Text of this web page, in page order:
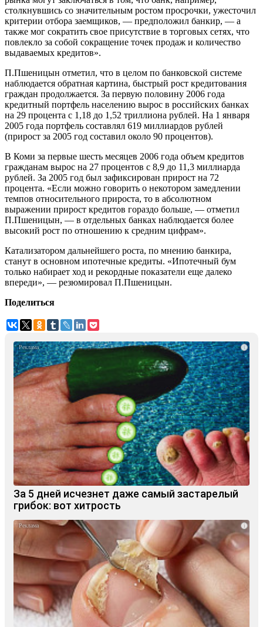
столкнувшись со значительным ростом просрочки, ужесточил
критерии отбора заемщиков, — предположил банкир, — а
также мог сократить свое присутствие в торговых сетях, что
повлекло за собой сокращение точек продаж и количество
выдаваемых кредитов».
П.Пшеницын отметил, что в целом по банковской системе
наблюдается обратная картина, быстрый рост кредитования
граждан продолжается. За первую половину 2006 года
кредитный портфель населению вырос в российских банках
на 29 процента с 1,18 до 1,52 триллиона рублей. На 1 января
2005 года портфель составлял 619 миллиардов рублей
(прирост за 2005 год составил около 90 процентов).
В Коми за первые шесть месяцев 2006 года объем кредитов
гражданам вырос на 27 процентов с 8,9 до 11,3 миллиарда
рублей. За 2005 год был зафиксирован прирост на 72
процента. «Если можно говорить о некотором замедлении
темпов относительного прироста, то в абсолютном
выражении прирост кредитов гораздо больше, — отметил
П.Пшеницын, — в отдельных банках наблюдается более
высокий рост по отношению к средним цифрам».
Катализатором дальнейшего роста, по мнению банкира,
станут в основном ипотечные кредиты. «Ипотечный бум
только набирает ход и рекордные показатели еще далеко
впереди», — резюмировал П.Пшеницын.
Поделиться
i
За 5 дней исчезнет даже самый застарелый
грибок: вот хитрость
i